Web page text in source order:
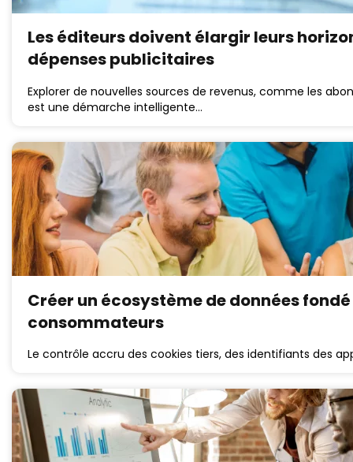
Les éditeurs doivent élargir leurs
dépenses publicitaires
Explorer de nouvelles sources de revenus, comme les
est une démarche intelligente…
Créer un écosystème de données
consommateurs
Le contrôle accru des cookies tiers, des identifiants des